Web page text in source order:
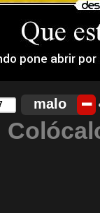
malo